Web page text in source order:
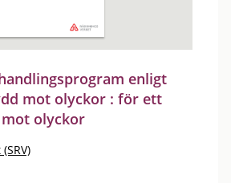
enligt
mot olyckor : för ett
olyckor